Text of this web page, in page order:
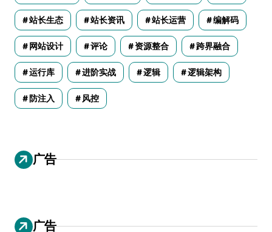
站长生态 站长资讯 站长运营 编解码
网站设计 评论 资源整合 跨界融合
运行库 进阶实战 逻辑 逻辑架构
防注入 风控
广告
广告